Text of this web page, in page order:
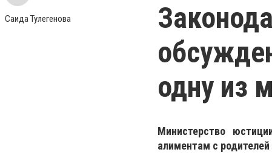
Саида Тулегенова
одну из
Министерство
алиментам с